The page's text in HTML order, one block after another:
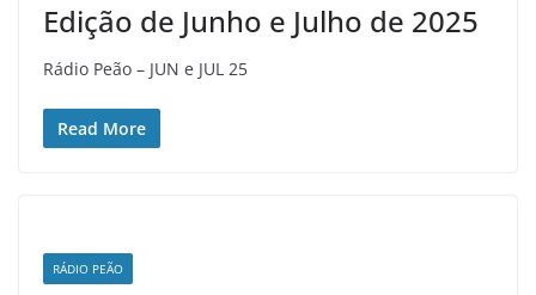
Edição de Junho e Julho de 2025
Rádio Peão – JUN e JUL 25
Read More
RÁDIO PEÃO